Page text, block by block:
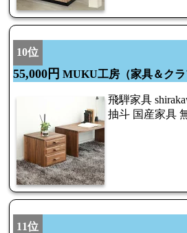
10位
55,000円 MUKU工房（家具＆クラ
飛騨家具
抽斗 国産家具
11位